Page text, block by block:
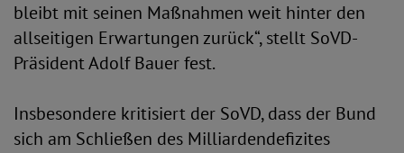
bleibt mit seinen Maßnahmen weit hinter den
allseitigen Erwartungen zurück“, stellt SoVD-
Präsident Adolf Bauer fest.
Insbesondere kritisiert der SoVD, dass der Bund
sich am Schließen des Milliardendefizites